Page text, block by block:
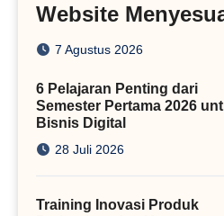
Website
dengan Algoritma
7 Agustus 2026
6 Pelajaran Penting dari
Semester Pertama 2026
Bisnis Digital
28 Juli 2026
Training Inovasi Produk